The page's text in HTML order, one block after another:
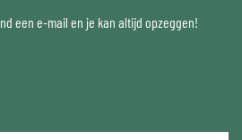
een e-mail en je kan altijd opzeggen!